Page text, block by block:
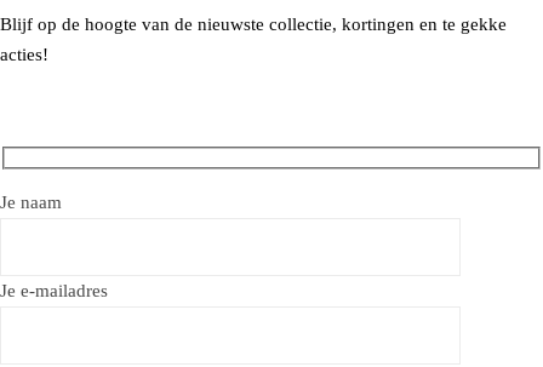
Blijf op de hoogte van de nieuwste collectie, kortingen en te gekke
acties!
Je naam
Je e-mailadres